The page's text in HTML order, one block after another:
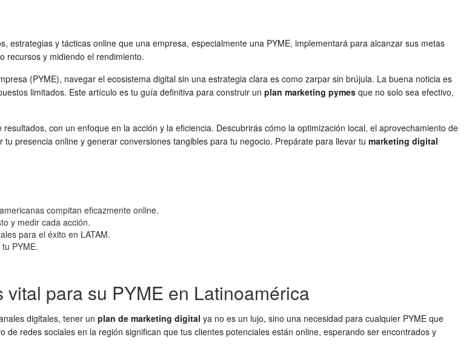
estrategias y tácticas online que una empresa, especialmente una PYME, implementará para alcanzar sus metas
recursos y midiendo el rendimiento.
(PYME), navegar el ecosistema digital sin una estrategia clara es como zarpar sin brújula. La buena noticia es
limitados. Este artículo es tu guía definitiva para construir un plan marketing pymes que no solo sea efectivo,
con un enfoque en la acción y la eficiencia. Descubrirás cómo la optimización local, el aprovechamiento de
presencia online y generar conversiones tangibles para tu negocio. Prepárate para llevar tu marketing digital
compitan eficazmente online.
y medir cada acción.
para el éxito en LATAM.
PYME.
para su PYME en Latinoamérica
digitales, tener un plan de marketing digital ya no es un lujo, sino una necesidad para cualquier PYME que
redes sociales en la región significan que tus clientes potenciales están online, esperando ser encontrados y